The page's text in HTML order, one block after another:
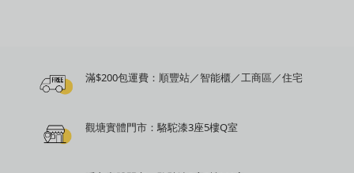
滿$200包運費：順豐站／智能櫃／工商區／住宅
觀塘實體門市：駱駝漆3座5樓Q室